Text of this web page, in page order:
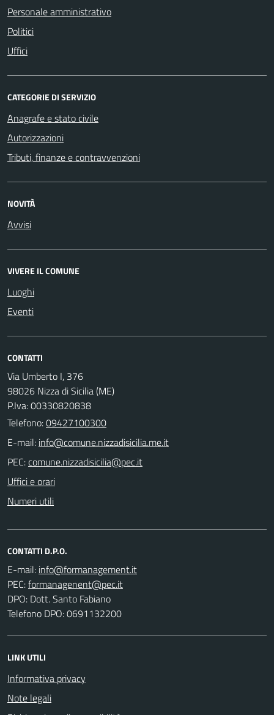
Personale amministrativo
Politici
Uffici
CATEGORIE DI SERVIZIO
Anagrafe e stato civile
Autorizzazioni
Tributi, finanze e contravvenzioni
NOVITÀ
Avvisi
VIVERE IL COMUNE
Luoghi
Eventi
CONTATTI
Via Umberto I, 376
98026 Nizza di Sicilia (ME)
P.Iva: 00330820838
Telefono:09427100300
E-mail:
PEC:
Uffici e orari
Numeri utili
CONTATTI D.P.O.
E-mail:
PEC:
DPO: Dott. Santo Fabiano
Telefono DPO: 0691132200
LINK UTILI
Informativa privacy
Note legali